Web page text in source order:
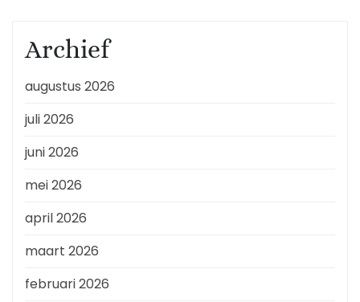
Archief
augustus 2026
juli 2026
juni 2026
mei 2026
april 2026
maart 2026
februari 2026